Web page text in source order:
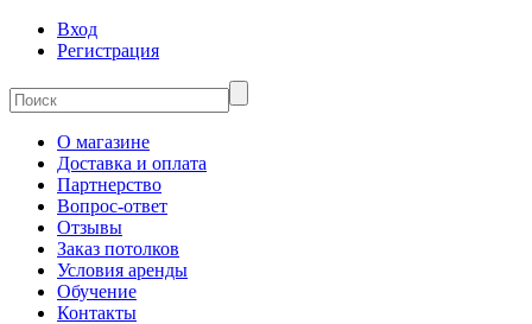
Вход
Регистрация
О магазине
Доставка и оплата
Партнерство
Вопрос-ответ
Отзывы
Заказ потолков
Условия аренды
Обучение
Контакты